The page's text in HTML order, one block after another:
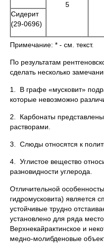
5
Сидерит
(29-0696)
Примечание: * - см. текст.
По результатам
сделать несколько
1. В графе «мусковит»
которые невозможно
2. Карбонаты
растворами.
3. Слюды относятся к
4. Углистое вещество
разновидности углерода.
Отличительной
гидромусковита) является
устойчивые трудно
установлено для ряда
Верхнекайрактинское и
медно-молибденовые